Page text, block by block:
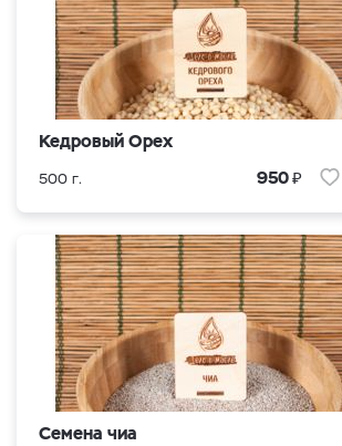
Кедровый Орех
500 г. 950₽
Семена чиа